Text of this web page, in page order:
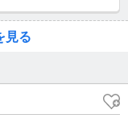
見る